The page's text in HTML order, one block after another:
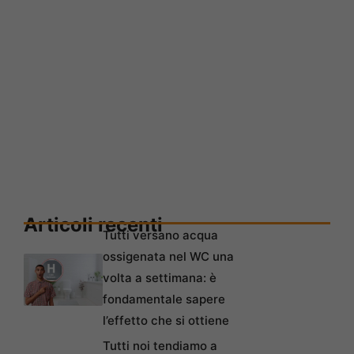
Articoli recenti
Tutti versano acqua
ossigenata nel WC una
volta a settimana: è
fondamentale sapere
l’effetto che si ottiene
Tutti noi tendiamo a